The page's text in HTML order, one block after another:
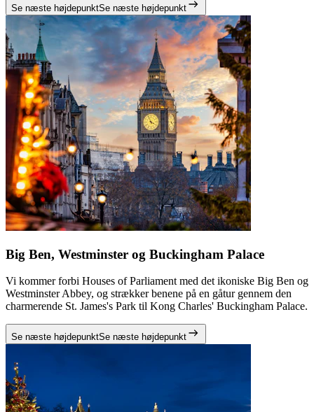
Se næste højdepunktSe næste højdepunkt
Big Ben, Westminster og Buckingham Palace
Vi kommer forbi Houses of Parliament med det ikoniske Big Ben og
Westminster Abbey, og strækker benene på en gåtur gennem den
charmerende St. James's Park til Kong Charles' Buckingham Palace.
Se næste højdepunktSe næste højdepunkt